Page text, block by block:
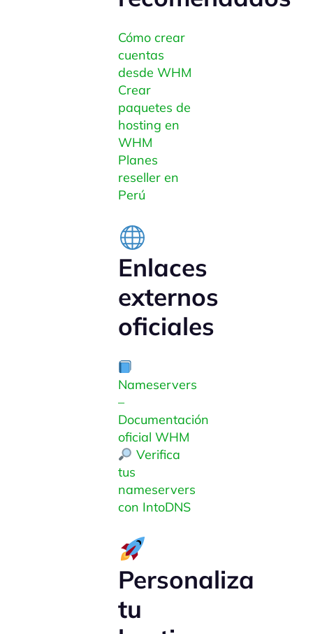
Cómo crear
cuentas
desde WHM
Crear
paquetes de
hosting en
WHM
Planes
reseller en
Perú
Enlaces
externos
oficiales
Nameservers
–
Documentación
oficial WHM
Verifica
tus
nameservers
con IntoDNS
Personaliza
tu